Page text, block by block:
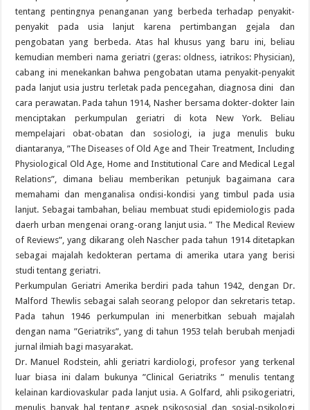
tentang pentingnya penanganan yang berbeda terhadap penyakit-
penyakit pada usia lanjut karena pertimbangan gejala dan
pengobatan yang berbeda. Atas hal khusus yang baru ini, beliau
kemudian memberi nama geriatri (geras: oldness, iatrikos: Physician),
cabang ini menekankan bahwa pengobatan utama penyakit-penyakit
pada lanjut usia justru terletak pada pencegahan, diagnosa dini dan
cara perawatan. Pada tahun 1914, Nasher bersama dokter-dokter lain
menciptakan perkumpulan geriatri di kota New York. Beliau
mempelajari obat-obatan dan sosiologi, ia juga menulis buku
diantaranya, ”The Diseases of Old Age and Their Treatment, Including
Physiological Old Age, Home and Institutional Care and Medical Legal
Relations”, dimana beliau memberikan petunjuk bagaimana cara
memahami dan menganalisa ondisi-kondisi yang timbul pada usia
lanjut. Sebagai tambahan, beliau membuat studi epidemiologis pada
daerh urban mengenai orang-orang lanjut usia. ” The Medical Review
of Reviews”, yang dikarang oleh Nascher pada tahun 1914 ditetapkan
sebagai majalah kedokteran pertama di amerika utara yang berisi
studi tentang geriatri.
Perkumpulan Geriatri Amerika berdiri pada tahun 1942, dengan Dr.
Malford Thewlis sebagai salah seorang pelopor dan sekretaris tetap.
Pada tahun 1946 perkumpulan ini menerbitkan sebuah majalah
dengan nama ”Geriatriks”, yang di tahun 1953 telah berubah menjadi
jurnal ilmiah bagi masyarakat.
Dr. Manuel Rodstein, ahli geriatri kardiologi, profesor yang terkenal
luar biasa ini dalam bukunya ”Clinical Geriatriks ” menulis tentang
kelainan kardiovaskular pada lanjut usia. A Golfard, ahli psikogeriatri,
menulis banyak hal tentang aspek psikososial dan sosial-psikologi